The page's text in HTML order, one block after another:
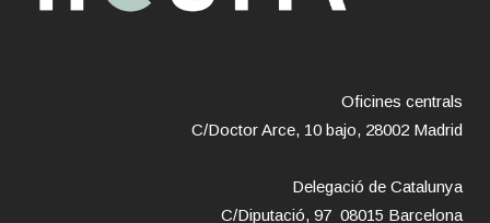
Oficines centrals
C/Doctor Arce, 10 bajo, 28002 Madrid
Delegació de Catalunya
C/Diputació, 97 08015 Barcelona